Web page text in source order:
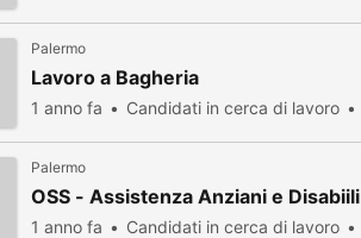
Palermo
Lavoro a Bagheria
1 anno fa Candidati in cerca di lavoro
Palermo
OSS - Assistenza Anziani e Disabiili
1 anno fa Candidati in cerca di lavoro